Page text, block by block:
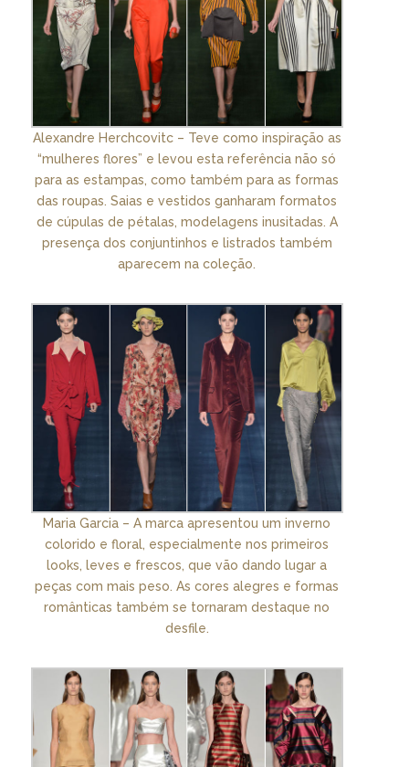
Alexandre Herchcovitc – Teve como inspiração as
“mulheres flores” e levou esta referência não só
para as estampas, como também para as formas
das roupas. Saias e vestidos ganharam formatos
de cúpulas de pétalas, modelagens inusitadas. A
presença dos conjuntinhos e listrados também
aparecem na coleção.
Maria Garcia – A marca apresentou um inverno
colorido e floral, especialmente nos primeiros
looks, leves e frescos, que vão dando lugar a
peças com mais peso. As cores alegres e formas
românticas também se tornaram destaque no
desfile.